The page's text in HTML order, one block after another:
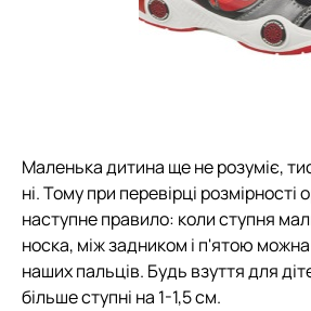
Маленька дитина ще не розуміє,
ні. Тому при перевірці розмірності
наступне правило: коли ступня
носка, між задником і п'ятою можна
наших пальців. Будь взуття для
більше ступні на 1-1,5 см.